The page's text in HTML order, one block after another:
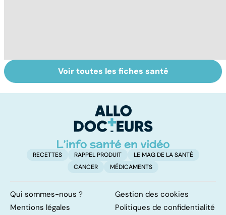
Tout savoir sur le
vitiligo
Prurit,
démangeaisons :
peau qui gratte !
Voir toutes les fiches santé
RECETTES RAPPEL PRODUIT
LE MAG DE LA SANTÉ
CANCER
MÉDICAMENTS
Qui sommes-nous ?
Gestion des cookies
Mentions légales
Politiques de confidentialité